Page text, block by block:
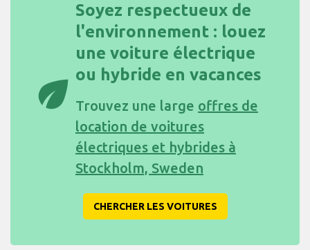
eco
Soyez respectueux de
l'environnement : louez
une voiture électrique
ou hybride en vacances
Trouvez une large offres de
location de voitures
électriques et hybrides à
Stockholm, Sweden
CHERCHER LES VOITURES